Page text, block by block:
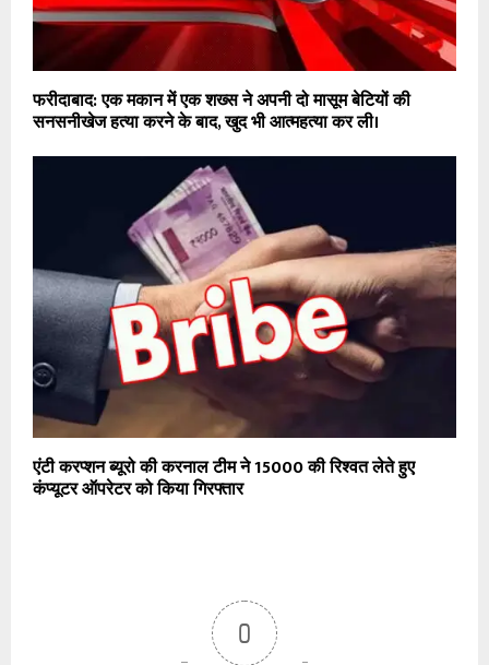
फरीदाबाद: एक मकान में एक शख्स ने अपनी दो मासूम बेटियों की
सनसनीखेज हत्या करने के बाद, खुद भी आत्महत्या कर ली।
एंटी करप्शन ब्यूरो की करनाल टीम ने ₹15000 की रिश्वत लेते हुए
कंप्यूटर ऑपरेटर को किया गिरफ्तार
0